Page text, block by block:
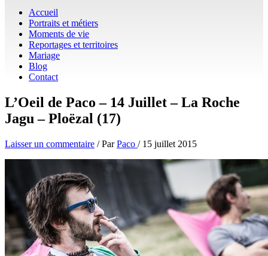
Accueil
Portraits et métiers
Moments de vie
Reportages et territoires
Mariage
Blog
Contact
L’Oeil de Paco – 14 Juillet – La Roche
Jagu – Ploëzal (17)
Laisser un commentaire / ParPaco / 15 juillet 2015